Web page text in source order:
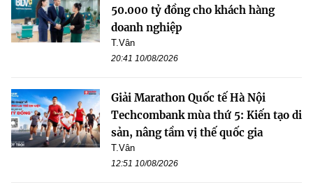
50.000 tỷ đồng cho khách hàng
doanh nghiệp
T.Vân
20:41 10/08/2026
Giải Marathon Quốc tế Hà Nội
Techcombank mùa thứ 5: Kiến tạo di
sản, nâng tầm vị thế quốc gia
T.Vân
12:51 10/08/2026